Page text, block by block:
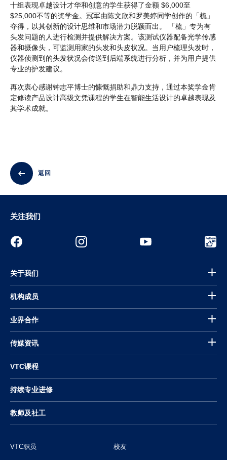
十组表现卓越设计才华和创意的学生获得了金额 $6,000至
$25,000不等的奖学金。冠军由陈文欣和罗美婷同学创作的「梳」
夺得，以其创新的设计思维和市场潜力脱颖而出。 「梳」专为有
头发问题的人进行检测并提供解决方案。该测试仪器配备光学传感
器和摄像头，可监测用家的头发和头皮状况。当用户梳理头发时，
仪器侦测到的头发状况会传送到后端系统进行分析，并为用户提供
专业的护发建议。
再次衷心感谢钟志平博士的慷慨捐助和鼎力支持，通过本奖学金肯
定修读产品设计高级文凭课程的学生在智能生活设计的卓越表现及
其学术成就。
返回
关注我们
关于我们
机构成员
业界合作
传媒资讯
VTC课程
持续专业进修
教师及社工
VTC职员 校友